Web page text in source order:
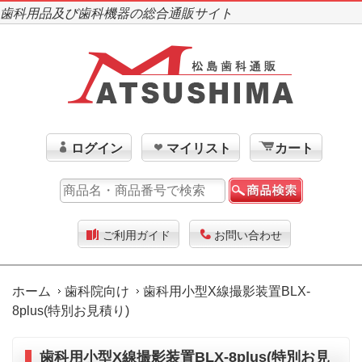
歯科用品及び歯科機器の総合通販サイト
ログイン マイリスト カート
ご利用ガイド お問い合わせ
ホーム 歯科院向け
歯科用小型X線撮影装置BLX-
8plus(特別お見積り)
歯科用小型X線撮影装置BLX-8plus(特別お見